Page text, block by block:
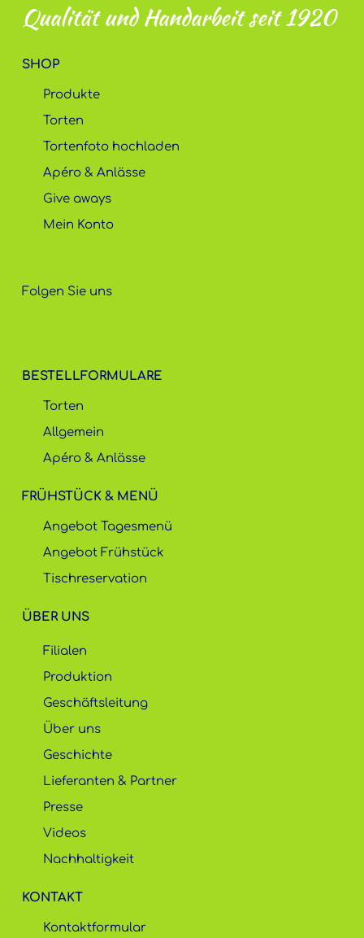
Qualität und Handarbeit seit 1920
SHOP
Produkte
Torten
Tortenfoto hochladen
Apéro & Anlässe
Give aways
Mein Konto
Folgen Sie uns
BESTELLFORMULARE
Torten
Allgemein
Apéro & Anlässe
FRÜHSTÜCK & MENÜ
Angebot Tagesmenü
Angebot Frühstück
Tischreservation
ÜBER UNS
Filialen
Produktion
Geschäftsleitung
Über uns
Geschichte
Lieferanten & Partner
Presse
Videos
Nachhaltigkeit
KONTAKT
Kontaktformular